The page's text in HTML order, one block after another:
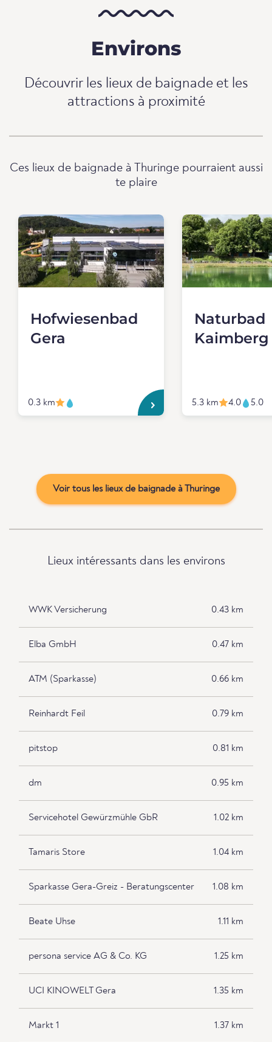
Environs
Découvrir les lieux de baignade et les
attractions à proximité
Ces lieux de baignade à Thuringe pourraient aussi
te plaire
Hofwiesenbad
Gera
0.3 km
Naturbad
Kaimberg
5.3 km 4.0 5.0
Voir tous les lieux de baignade à Thuringe
Lieux intéressants dans les environs
WWK Versicherung 0.43 km
Elba GmbH 0.47 km
ATM (Sparkasse) 0.66 km
Reinhardt Feil 0.79 km
pitstop 0.81 km
dm 0.95 km
Servicehotel Gewürzmühle GbR 1.02 km
Tamaris Store 1.04 km
Sparkasse Gera-Greiz - Beratungscenter 1.08 km
Beate Uhse 1.11 km
persona service AG & Co. KG 1.25 km
UCI KINOWELT Gera 1.35 km
Markt 1 1.37 km